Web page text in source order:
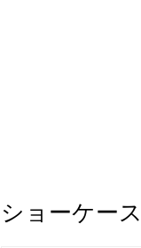
ショーケー